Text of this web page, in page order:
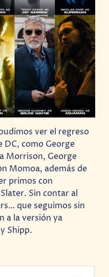
ver el regreso
DC, como George
Morrison, George
Momoa, además de
primos con
Sin contar al
que seguimos sin
a la versión ya
Shipp.